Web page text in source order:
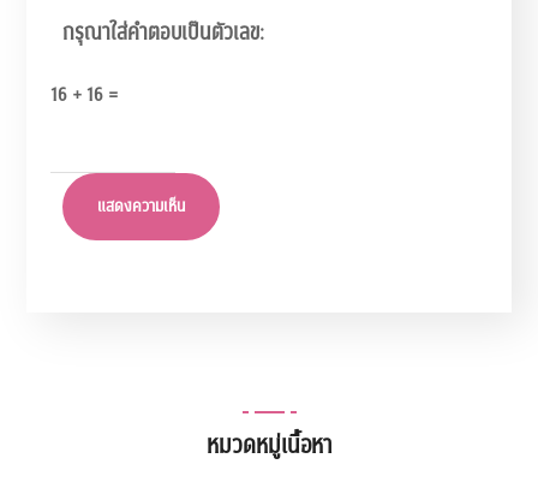
กรุณาใส่คำตอบเป็นตัวเลข:
16 + 16 =
หมวดหมู่เนื้อหา